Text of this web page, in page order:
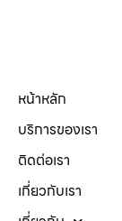
หน้าหลัก
บริการของเรา
ติดต่อเรา
เกี่ยวกับเรา